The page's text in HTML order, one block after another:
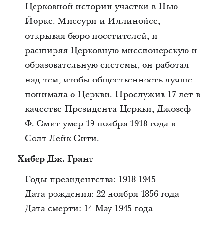
Церковной истории участки в Нью-
Йорке, Миссури и Иллинойсе,
открывая бюро посетителей, и
расширяя Церковную миссионерскую и
образовательную системы, он работал
над тем, чтобы общественность лучше
понимала о Церкви. Прослужив 17 лет в
качестве Президента Церкви, Джозеф
Ф. Смит умер 19 ноября 1918 года в
Солт-Лейк-Сити.
Хибер Дж. Грант
Годы президентства: 1918-1945
Дата рождения: 22 ноября 1856 года
Дата смерти: 14 May 1945 года